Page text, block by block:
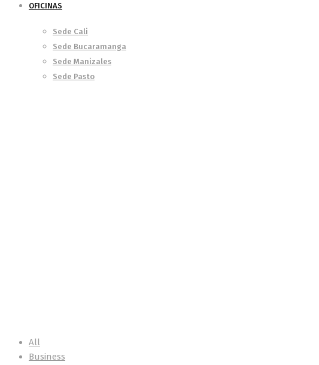
OFICINAS
Sede Cali
Sede Bucaramanga
Sede Manizales
Sede Pasto
All
Business